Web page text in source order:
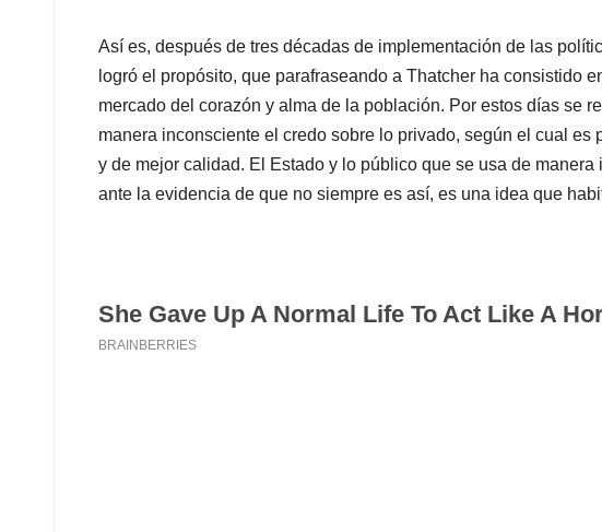
Así es, después de tres décadas de implementación de las
logró el propósito, que parafraseando a Thatcher ha consistido
mercado del corazón y alma de la población. Por estos días se
manera inconsciente el credo sobre lo privado, según el cual es
y de mejor calidad. El Estado y lo público que se usa de manera
ante la evidencia de que no siempre es así, es una idea que